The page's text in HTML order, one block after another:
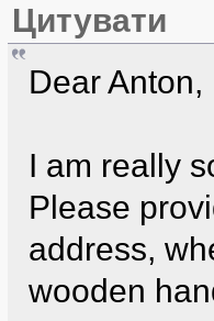
Цитувати
Dear Anton,
I am really
Please
address,
wooden